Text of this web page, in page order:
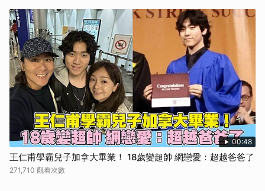
00:48
王仁甫學霸兒子加拿大畢業！ 18歲變超帥 網戀愛：超越爸爸了
271,710 觀看次數